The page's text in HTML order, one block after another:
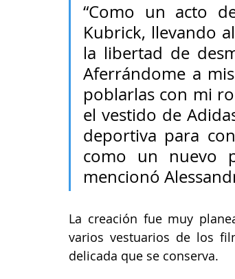
“Como un acto
Kubrick, llevando
la libertad de
Aferrándome a
poblarlas con mi
el vestido de
deportiva para
como un nuevo
mencionó
La creación fue muy
varios vestuarios de los
delicada que se conserva.